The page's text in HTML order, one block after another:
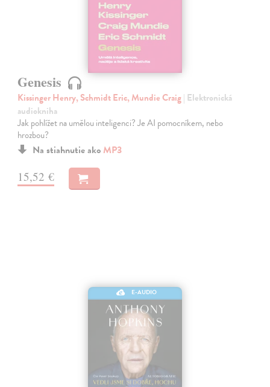
Genesis
Kissinger Henry, Schmidt Eric, Mundie Craig| Elektronická
audiokniha
Jak pohlížet na umělou inteligenci? Je AI pomocníkem, nebo
hrozbou?
Na stiahnutie ako MP3
15,52 €
E-AUDIO